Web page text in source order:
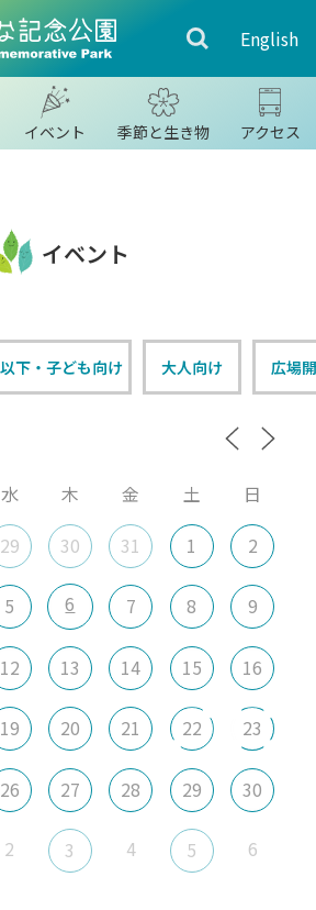
English
イベント 季節と生き物 アクセス
イベント
下・子ども向け 大人向け 広場
水 木 金 土
日
29 30 31 1 2
5 6 7 8 9
12 13 14 15 16
19 20 21 22 23
26 27 28 29 30
2 3 4 5 6